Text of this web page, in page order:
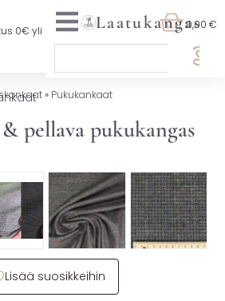
0€ yli
Laatukangas0,00 €
» Pukukankaat
pellava pukukangas
Lisää suosikkeihin